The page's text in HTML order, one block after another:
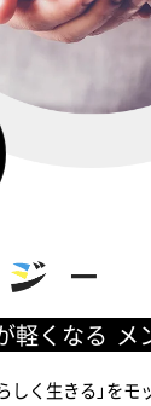
軽くなる メ
しく生きる」を